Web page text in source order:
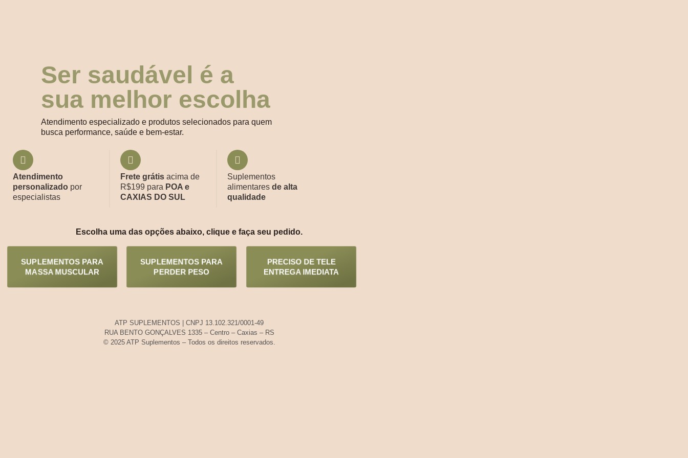
Ser saudável é a
sua melhor escolha
Atendimento especializado e produtos selecionados para quem
busca performance, saúde e bem-estar.
Atendimento
personalizado por
especialistas
Frete grátisacima de
R$199 para POA e
CAXIAS DO SUL
Suplementos
alimentaresde alta
qualidade
Escolha uma das opções abaixo, clique e faça seu pedido.
SUPLEMENTOS PARA
MASSA MUSCULAR
SUPLEMENTOS PARA
PERDER PESO
PRECISO DE TELE
ENTREGA IMEDIATA
ATP SUPLEMENTOS | CNPJ 13.102.321/0001-49
RUA BENTO GONÇALVES 1335 – Centro – Caxias – RS
© 2025 ATP Suplementos – Todos os direitos reservados.